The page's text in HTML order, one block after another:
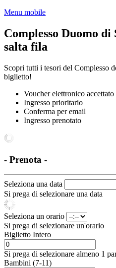
Menu mobile
Complesso Duomo
salta fila
Scopri tutti i tesori del Complesso
biglietto!
Voucher elettronico accettato
Ingresso prioritario
Conferma per email
Ingresso prenotato
- Prenota -
Seleziona una data
Si prega di selezionare una data
Seleziona un orario
Si prega di selezionare un'orario
Biglietto Intero
Si prega di selezionare almeno 1
Bambini (7-11)